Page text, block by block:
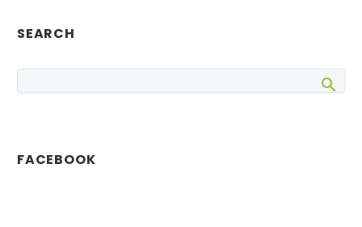
SEARCH
FACEBOOK